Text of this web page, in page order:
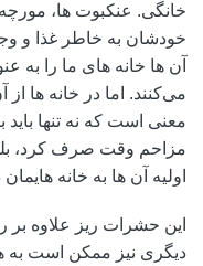
خانگی. عنکبوت ها،
خودشان به خاطر غذا و
آن ها خانه های ما را به
می‌کنند. اما در خانه ها
معنی است که نه تنها
مزاحم وقت صرف کرد،
اولیه آن ها به خانه
این حشرات ریز علاوه
دیگری نیز ممکن است به